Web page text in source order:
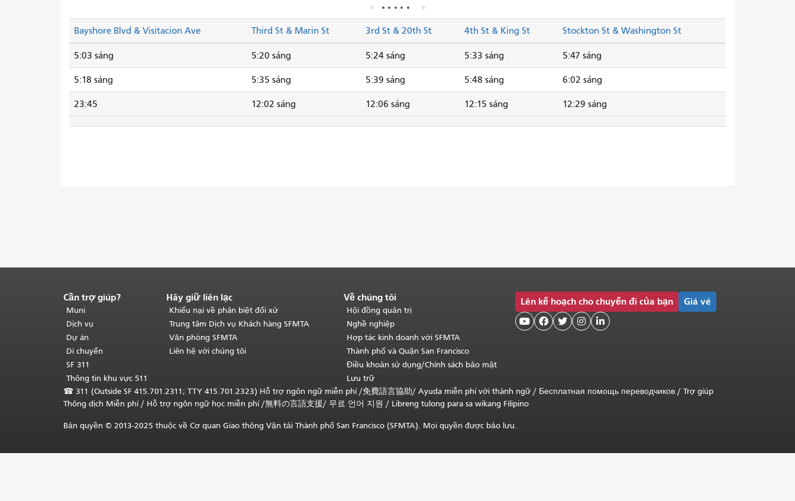
Bayshore Blvd & Visitacion Ave Third St & Marin St 3rd St & 20th St 4th St & King St Stockton St & Washington St
5:03 sáng 5:20 sáng 5:24 sáng 5:33 sáng 5:47 sáng
5:18 sáng 5:35 sáng 5:39 sáng 5:48 sáng 6:02 sáng
23:45 12:02 sáng 12:06 sáng 12:15 sáng 12:29 sáng
Kết
thúc
nội
dung
trang.Phần
còn
trang
này
được
Cần trợ giúp?
Muni
Dịch vụ
Dự án
Di chuyển
SF 311
Thông tin khu vực 511
Hãy giữ liên lạc
Khiếu nại về phân biệt đối xử
Trung tâm Dịch vụ Khách hàng SFMTA
Văn phòng SFMTA
Liên hệ với chúng tôi
Về chúng tôi
Hội đồng quản trị
Nghề nghiệp
Hợp tác kinh doanh với SFMTA
Thành phố và Quận San Francisco
Điều khoản sử dụng/Chính sách bảo mật
Lưu trữ
Lên kế hoạch cho chuyến đi của bạn Giá vé
    
☎ 311 (Outside SF 415.701.2311; TTY 415.701.2323) Hỗ trợ ngôn ngữ miễn phí /免費語言協助/ Ayuda miễn phí với thành ngữ / Бесплатная помощь переводчиков / Trợ giúp
Thông dịch Miễn phí/ Hỗ trợ ngôn ngữ học miễn phí/無料の言語支援/ 무료 언어 지원 / Libreng tulong para sa wikang Filipino
Bản quyền © 2013-2025 thuộc về Cơ quan Giao thông Vận tải Thành phố San Francisco (SFMTA). Mọi quyền được bảo lưu.